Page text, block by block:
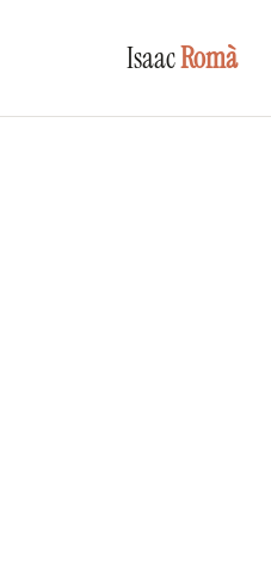
IsaacRomà